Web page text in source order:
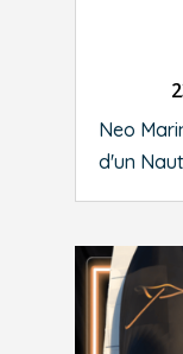
Neo
d'un